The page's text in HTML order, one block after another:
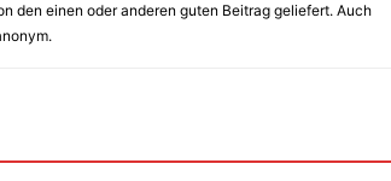
den einen oder anderen guten Beitrag geliefert. Auch